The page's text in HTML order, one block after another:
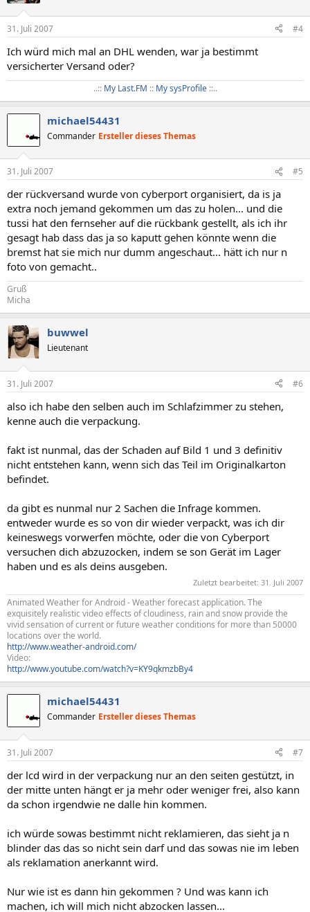
31. Juli 2007 #4
Ich würd mich mal an DHL wenden, war ja bestimmt
versicherter Versand oder?
..:: My Last.FM :: My sysProfile::..​
michael54431
Commander Ersteller dieses Themas
31. Juli 2007 #5
der rückversand wurde von cyberport organisiert, da is ja
extra noch jemand gekommen um das zu holen... und die
tussi hat den fernseher auf die rückbank gestellt, als ich ihr
gesagt hab dass das ja so kaputt gehen könnte wenn die
bremst hat sie mich nur dumm angeschaut... hätt ich nur n
foto von gemacht..
Gruß
Micha
buwwel
Lieutenant
31. Juli 2007 #6
also ich habe den selben auch im Schlafzimmer zu stehen,
kenne auch die verpackung.
fakt ist nunmal, das der Schaden auf Bild 1 und 3 definitiv
nicht entstehen kann, wenn sich das Teil im Originalkarton
befindet.
da gibt es nunmal nur 2 Sachen die Infrage kommen.
entweder wurde es so von dir wieder verpackt, was ich dir
keineswegs vorwerfen möchte, oder die von Cyberport
versuchen dich abzuzocken, indem se son Gerät im Lager
haben und es als deins ausgeben.
Zuletzt bearbeitet: 31. Juli 2007
Animated Weather for Android - Weather forecast application. The
exquisitely realistic video effects of cloudiness, rain and snow provide the
vivid sensation of current or future weather conditions for more than 50000
locations over the world.
http://www.weather-android.com/
Video:
http://www.youtube.com/watch?v=KY9qkmzbBy4
michael54431
Commander Ersteller dieses Themas
31. Juli 2007 #7
der lcd wird in der verpackung nur an den seiten gestützt, in
der mitte unten hängt er ja mehr oder weniger frei, also kann
da schon irgendwie ne dalle hin kommen.
ich würde sowas bestimmt nicht reklamieren, das sieht ja n
blinder das das so nicht sein darf und das sowas nie im leben
als reklamation anerkannt wird.
Nur wie ist es dann hin gekommen ? Und was kann ich
machen, ich will mich nicht abzocken lassen...